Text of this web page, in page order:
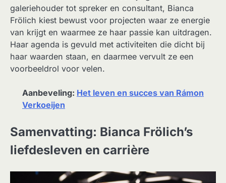
galeriehouder tot spreker en consultant, Bianca
Frölich kiest bewust voor projecten waar ze energie
van krijgt en waarmee ze haar passie kan uitdragen.
Haar agenda is gevuld met activiteiten die dicht bij
haar waarden staan, en daarmee vervult ze een
voorbeeldrol voor velen.
Aanbeveling: Het leven en succes van Rámon
Verkoeijen
Samenvatting: Bianca Frölich’s
liefdesleven en carrière